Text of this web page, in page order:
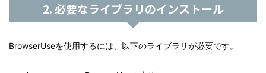
2. 必要なライブラリのインストール
BrowserUseを使用するには、以下のライブラリが必要です。